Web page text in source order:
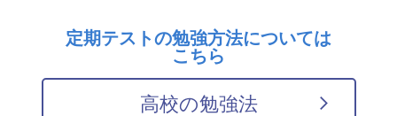
定期テストの勉強方法については
こちら
高校の勉強法